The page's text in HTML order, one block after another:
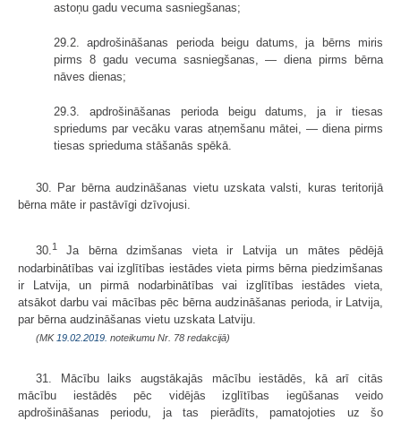
astoņu gadu vecuma sasniegšanas;
29.2. apdrošināšanas perioda beigu datums, ja bērns miris
pirms 8 gadu vecuma sasniegšanas, — diena pirms bērna
nāves dienas;
29.3. apdrošināšanas perioda beigu datums, ja ir tiesas
spriedums par vecāku varas atņemšanu mātei, — diena pirms
tiesas sprieduma stāšanās spēkā.
30. Par bērna audzināšanas vietu uzskata valsti, kuras teritorijā
bērna māte ir pastāvīgi dzīvojusi.
30.1
Ja bērna dzimšanas vieta ir Latvija un mātes pēdējā
nodarbinātības vai izglītības iestādes vieta pirms bērna piedzimšanas
ir Latvija, un pirmā nodarbinātības vai izglītības iestādes vieta,
atsākot darbu vai mācības pēc bērna audzināšanas perioda, ir Latvija,
par bērna audzināšanas vietu uzskata Latviju.
(MK 19.02.2019. noteikumu Nr. 78 redakcijā)
31. Mācību laiks augstākajās mācību iestādēs, kā arī citās
mācību iestādēs pēc vidējās izglītības iegūšanas veido
apdrošināšanas periodu, ja tas pierādīts, pamatojoties uz šo